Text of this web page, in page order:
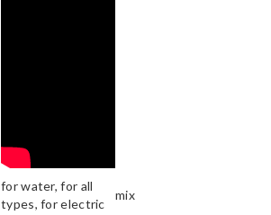
for water, for all
types, for electric
mix